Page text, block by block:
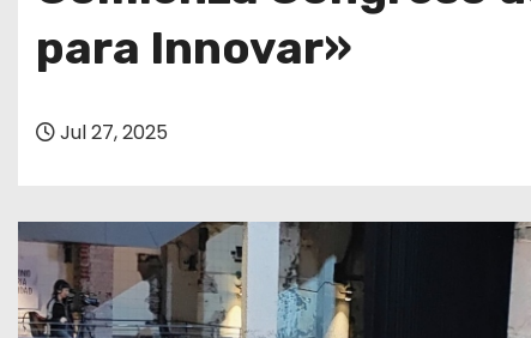
para Innovar»
Jul 27, 2025